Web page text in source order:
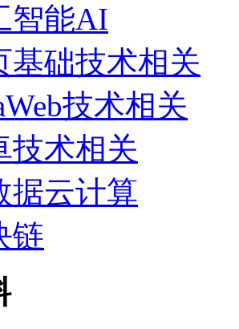
智能AI
基础技术相关
技术相关
技术相关
据云计算
链